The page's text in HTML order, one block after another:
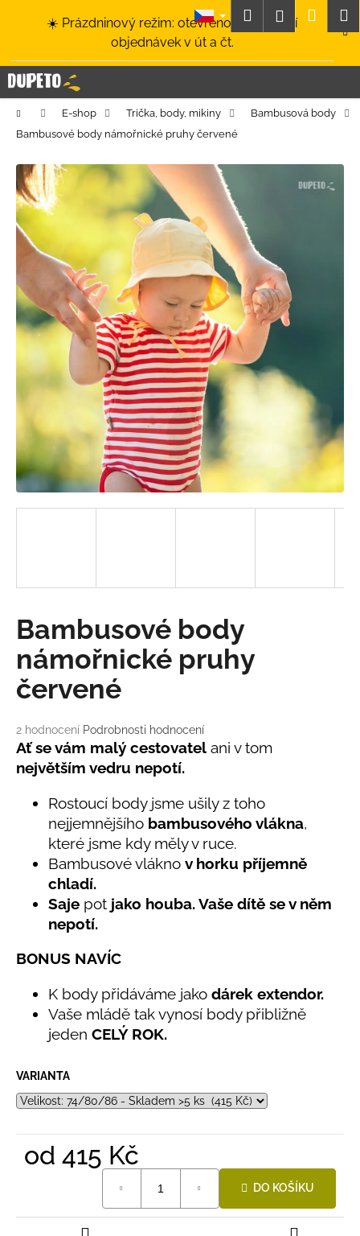
☀️ Prázdninový režim: otevřeno a odesílání
objednávek v út a čt.
HledatPřihlášení
Domů E-shop Trička, body, mikiny
Bambusová body
Bambusové body námořnické pruhy červené
Průměrné
hodnocení
produktu
je
hvězdiček.
2 hodnocení Podrobnosti hodnocení
Bambusové body
námořnické pruhy
červené
Ať se vám malý cestovatel ani v tom
největším vedru nepotí.
Rostoucí body jsme ušily z toho
nejjemnějšího bambusového vlákna,
které jsme kdy měly v ruce.
Bambusové vlákno v horku příjemně
chladí.
Saje pot jako houba. Vaše dítě se v něm
nepotí.
BONUS NAVÍC
K body přidáváme jako dárek extendor.
Vaše mládě tak vynosí body přibližně
jeden CELÝ ROK.
VARIANTA
od 415 Kč
DO KOŠÍKU
í
k C
o
p
t
ř
e
b
j
e
t
e
n
a
j
t
?
D
o
p
o
r
č
u
j
e
LETNÍ
ČEPICE
SVĚTLE
MODRÁ
Kč